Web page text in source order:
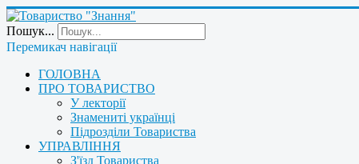
Пошук...
Перемикач навігації
ГОЛОВНА
ПРО ТОВАРИСТВО
У лекторії
Знамениті українці
Підрозділи Товариства
УПРАВЛІННЯ
З'їзд Товариства